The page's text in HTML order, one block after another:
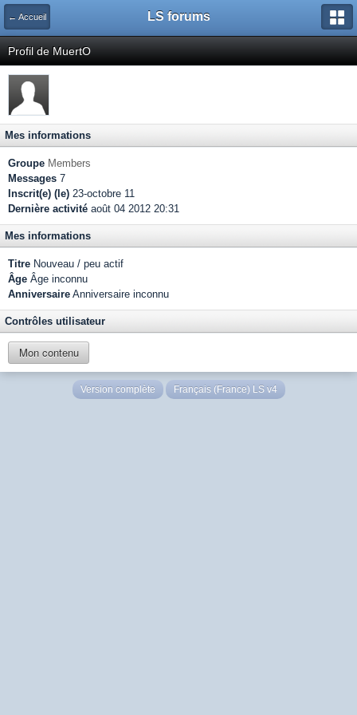
← Accueil LS forums
Profil de MuertO
Mes informations
Groupe Members
Messages 7
Inscrit(e) (le) 23-octobre 11
Dernière activité août 04 2012 20:31
Mes informations
Titre Nouveau / peu actif
Âge Âge inconnu
Anniversaire Anniversaire inconnu
Contrôles utilisateur
Mon contenu
Version complète Français (France) LS v4